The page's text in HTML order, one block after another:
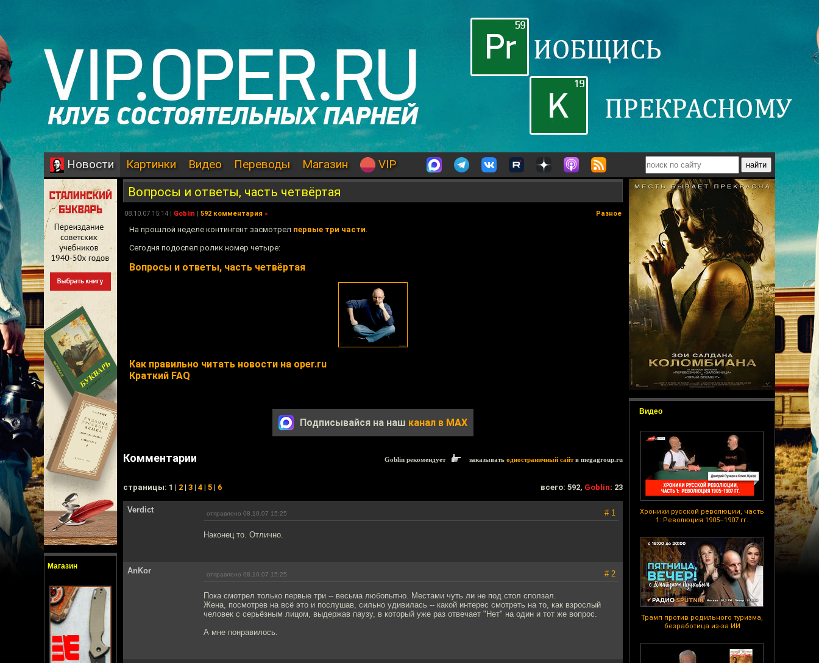
Новости Картинки Видео Переводы Магазин VIP
Магазин
Видео
Хроники русской революции, часть
1: Революция 1905–1907 гг.
Трамп против родильного туризма,
безработица из-за ИИ
Вопросы и ответы, часть четвёртая
08.10.07 15:14 | Goblin | 592 комментария » Разное
На прошлой неделе контингент засмотрел первые три части.
Сегодня подоспел ролик номер четыре:
Вопросы и ответы, часть четвёртая
Как правильно читать новости на oper.ru
Краткий FAQ
Подписывайся на наш канал в MAX
Комментарии Goblin рекомендует заказывать одностраничный сайтв megagroup.ru
cтраницы: 1 | 2 | 3 | 4 | 5 | 6 всего: 592, Goblin: 23
Verdict отправлено 08.10.07 15:25 # 1
Наконец то. Отлично.
AnKor отправлено 08.10.07 15:25 # 2
Пока смотрел только первые три -- весьма любопытно. Местами чуть ли не под стол сползал.
Жена, посмотрев на всё это и послушав, сильно удивилась -- какой интерес смотреть на то, как взрослый
человек с серьёзным лицом, выдержав паузу, в который уже раз отвечает "Нет" на один и тот же вопрос.
А мне понравилось.